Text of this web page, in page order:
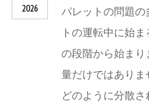
2026
パレットの問題
トの運転中に始
の段階から始ま
量だけではあり
どのように分散